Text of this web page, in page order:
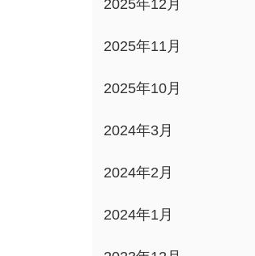
2025年12月
2025年11月
2025年10月
2024年3月
2024年2月
2024年1月